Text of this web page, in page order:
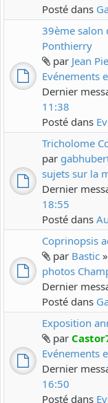
Posté dans
39ème salon
Ponthierry
par Jean
Evénements
Dernier
11:38
Posté dans
Tricholome
par
sujets sur la
Dernier
18:55
Posté dans
Coprinopsis
par Bastic
photos
Dernier
Posté dans
Exposition
par
Evénements
Dernier
16:50
Posté dans